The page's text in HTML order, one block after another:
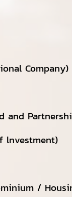
Company)
and
lnvestment)
/